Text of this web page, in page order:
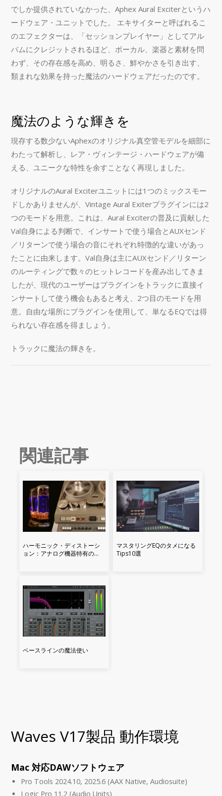
でしか提供されていなかった、Aphex Aural Exciterというハ
ードウェア・ユニットでした。 エキサイターと呼ばれるこ
のエフェクターは、「セッションプレイヤー」としてアル
バムにクレジットされるほど、ボーカル、楽器と素材を問
わず、その存在感を高め、明るさ、鮮やかさを引き出す、
類まれな効果を持った魔法のハードウェアだったのです。
魔法のような輝きを
現存する数少ないAphexのオリジナル真空管モデルを細部に
わたって解析し、レア・ヴィンテージ・ハードウェアが備
える、ユニークな特性を余すことなく再現しました。
オリジナルのAural Exciterユニットには1つのミックスモー
ドしかありませんが、Vintage Aural Exiterプラグインには2
つのモードを用意。これは、Aural Exciterの普及に貢献した
Val自身による判断で、インサートで使う場合とAUXセンド
／リターンで使う場合の音にそれぞれ特徴的な違いがあっ
たことに由来します。Val自身は主にAUXセンド／リターン
のルーティングで数々のヒットレコードを産み出してきま
したが、現代のユーザーはプラグインをトラックに直接イ
ンサートして使う機会もあると考え、2つ目のモードを用
意。自由な場所にプラグインを使用して、単なるEQでは得
られない存在感を得ましょう。
トラックに魔法の輝きを。
関連記事
ハーモニック・ディストーシ
ョン：アナログ機器特有の
マスタリングEQのタメになる
Tips10選
ベースラインの魔法使い
Waves V17製品 動作環境
Mac 対応DAWソフトウェア
Pro Tools 2024.10, 2025.6 (AAX Native, Audiosuite)
Logic Pro 11.2 (Audio Units)